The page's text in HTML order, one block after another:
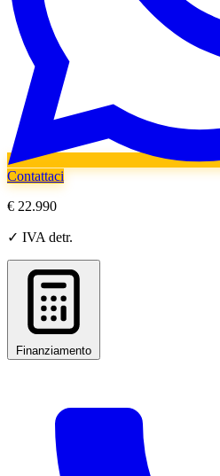
Contattaci
€ 22.990
✓ IVA detr.
Finanziamento